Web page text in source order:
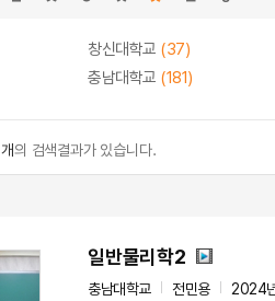
창신대학교 (37)
충남대학교 (181)
개의 검색결과가 있습니다.
일반물리학2
충남대학교 전민용
2024